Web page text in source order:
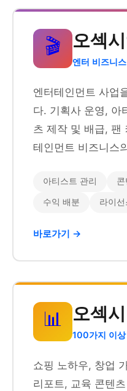
🎬 오섹
엔터 비즈니
엔터테인먼트 사업
다. 기획사 운영, 아
츠 제작 및 배급, 팬
테인먼트 비즈니스
아티스트 관리
수익 배분 라이선
바로가기 →
📊 오섹
100가지 이
쇼핑 노하우, 창업
리포트, 교육 콘텐